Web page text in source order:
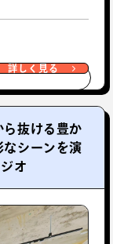
詳しく見る
ら抜ける豊か
なシーンを演
オ